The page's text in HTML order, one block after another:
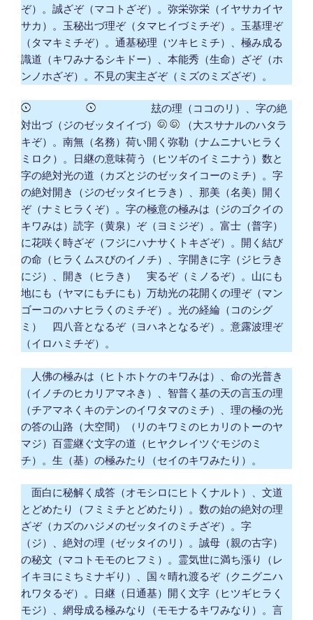
ぞ）。誠ざぞ（マコトざぞ）。弥栄弥栄（イヤサカイヤ
サカ）。玉秘出づ理ぞ（タマヒイづミチぞ）。玉基理ぞ
（タマキミチぞ）。通基秘理（ツキヒミチ）、極み成る
識道（キワみナるシキドー）、本能秀（生命）ざぞ（ホ
ンノホざぞ）。不見の実主ざぞ（ミズのミズざぞ）。
ゝゝゝゝゝ玆の理（ココのリ）、字の絶
対出づ（ジのゼッタイイづ）
（大スサナルのハタラ
キぞ）。南無（名務）荷い開く弥勒（ナムニナいヒラく
ミロク）。日継の意味荷う（ヒツギのイミニナう）数と
字の絶対光の道（カズとジのゼッタイコーのミチ）。字
の絶対開き（ジのゼッタイヒラき）、那美（名美）開く
ぞ（ナミヒラくぞ）。字の極意の極みは（ジのゴクイの
キワみは）読字（黄泉）ぞ（ヨミジぞ）。富士（普字）
に花咲く時ざぞ（フジにハナサくトキざぞ）。開く結び
の命（ヒラくムスびのイノチ）、字開きに字（ジヒラき
にジ）、開き（ヒラき） 実るぞ（ミノるぞ）。山にも
地にも（ヤマにもチにも）万劫光の花開くの理ぞ（マン
ゴーコのハナヒラくのミチぞ）。光の経綸（コのシグ
ミ） 四八音となるぞ（ヨハネとなるぞ）。意露波理ぞ
（イロハミチぞ）。
人佛の極みは（ヒトホトケのキワみは）、命の光普き
（イノチのヒカリアマネき）、智普く基の天の言玉の理
（チアマネくキのテンのイワタマのミチ）、理の極の光
の答の山路（大空間）（リのキワミのヒカリのトーのヤ
マジ）百霊継ぐ文字の道（ヒヤクレイツぐモジのミ
チ）。生（基）の極みたり（セイのキワみたり）。
面白に秘解く成答（オモシロにヒトくナルト）、文道
とどめたり（フミミチとどめたり）。数の始の絶対の理
ざぞ（カズのハジメのゼッタイのミチざぞ）。字
（ジ）、絶対の理（ゼッタイのリ）。誠母（親の古字）
の秘文（マコトモモのヒフミ）。霊気世に満ち漲り（レ
イキヨにミちミナギり）、国々晴れ渡るぞ（クニグニハ
れワタるぞ）。日継（日通基）開く文字（ヒツギヒラく
モジ）、網母成る極みなり（モモナるキワみなり）。言